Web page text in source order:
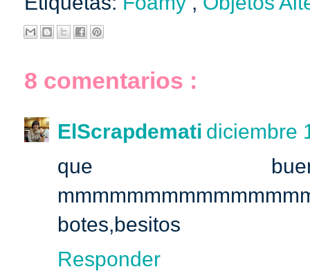
8 comentarios :
ElScrapdemati diciembre
que
botes,besitos
Responder